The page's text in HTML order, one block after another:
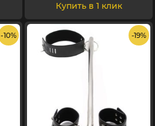
Купить в 1 клик
- 10% - 19%